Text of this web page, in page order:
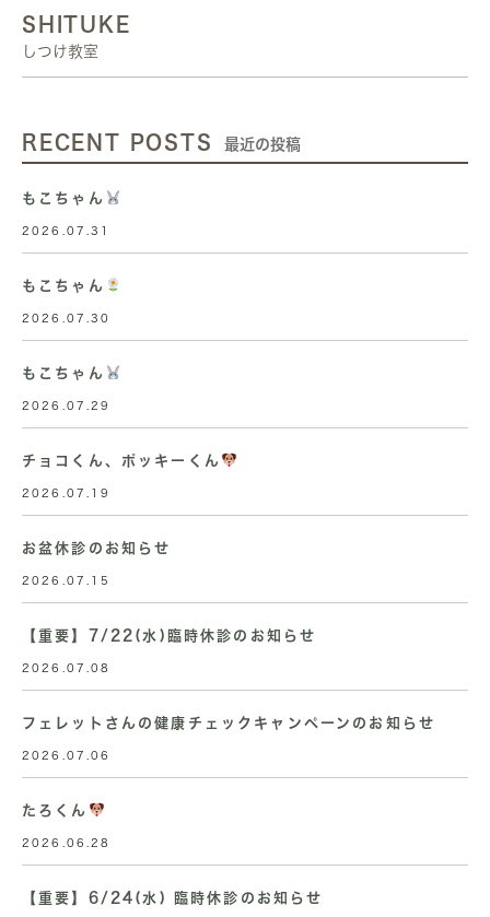
SHITUKE
しつけ教室
RECENT POSTS 最近の投稿
もこちゃん
2026.07.31
もこちゃん
2026.07.30
もこちゃん
2026.07.29
チョコくん、ポッキーくん
2026.07.19
お盆休診のお知らせ
2026.07.15
【重要】7/22(水)臨時休診のお知らせ
2026.07.08
フェレットさんの健康チェックキャンペーンのお知らせ
2026.07.06
たろくん
2026.06.28
【重要】6/24(水) 臨時休診のお知らせ